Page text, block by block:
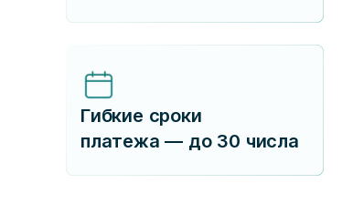
Гибкие сроки
платежа — до 30 числа